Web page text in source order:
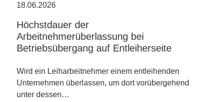
18.06.2026
Höchstdauer der
Arbeitnehmerüberlassung bei
Betriebsübergang auf Entleiherseite
Wird ein Leiharbeitnehmer einem entleihenden
Unternehmen überlassen, um dort vorübergehend
unter dessen…